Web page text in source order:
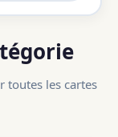
toutes les cartes